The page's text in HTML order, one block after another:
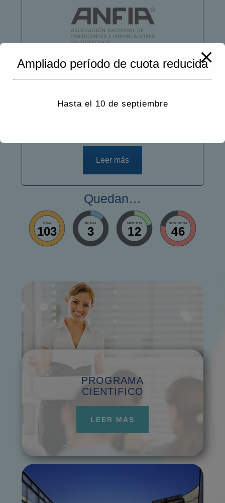
Leer más
Quedan…
DÍAS
103
HORAS
3
MINUTOS
12
SEGUNDOS
45
PROGRAMA
CIENTIFICO
LEER MÁS
Ampliado período de cuota reducida
Hasta el 10 de septiembre